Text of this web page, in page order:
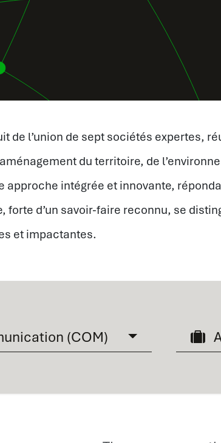
de l’union de sept sociétés expertes,
du territoire, de
approche intégrée et innovante,
forte d’un savoir-faire reconnu, se
et impactantes.
(COM)